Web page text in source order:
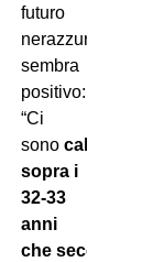
futuro
nerazzurro
sembra
positivo:
“Ci
sono calciatori
sopra i
32-33
anni
che secondo